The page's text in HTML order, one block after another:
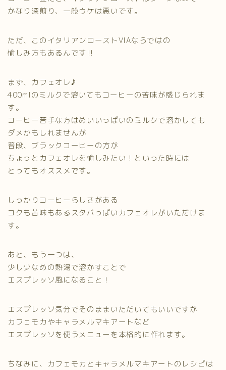
かなり深煎り、一般ウケは悪いです。
ただ、このイタリアンローストVIAならではの
愉しみ方もあるんです‼
まず、カフェオレ♪
400mlのミルクで溶いてもコーヒーの苦味が感じられま
す。
コーヒー苦手な方はめいいっぱいのミルクで溶かしても
ダメかもしれませんが
普段、ブラックコーヒーの方が
ちょっとカフェオレを愉しみたい！といった時には
とってもオススメです。
しっかりコーヒーらしさがある
コクも苦味もあるスタバっぽいカフェオレがいただけま
す。
あと、もう一つは、
少し少なめの熱湯で溶かすことで
エスプレッソ風になること！
エスプレッソ気分でそのままいただいてもいいですが
カフェモカやキャラメルマキアートなど
エスプレッソを使うメニューを本格的に作れます。
ちなみに、カフェモカとキャラメルマキアートのレシピは